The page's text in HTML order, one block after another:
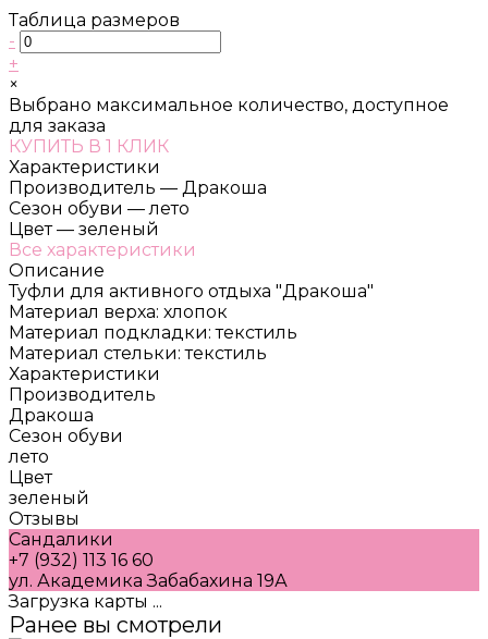
Таблица размеров
-
+
×
Выбрано максимальное количество, доступное
для заказа
КУПИТЬ В 1 КЛИК
Характеристики
Производитель — Дракоша
Сезон обуви — лето
Цвет — зеленый
Все характеристики
Описание
Туфли для активного отдыха "Дракоша"
Материал верха: хлопок
Материал подкладки: текстиль
Материал стельки: текстиль
Характеристики
Производитель
Дракоша
Сезон обуви
лето
Цвет
зеленый
Отзывы
Сандалики
+7 (932) 113 16 60
ул. Академика Забабахина 19А
Загрузка карты ...
Ранее вы смотрели